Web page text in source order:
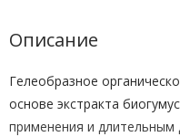
Описание
Гелеобразное
основе экстракта
применения и длительным